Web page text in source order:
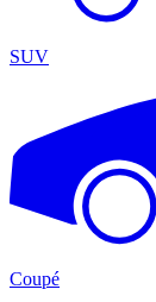
SUV
Coupé